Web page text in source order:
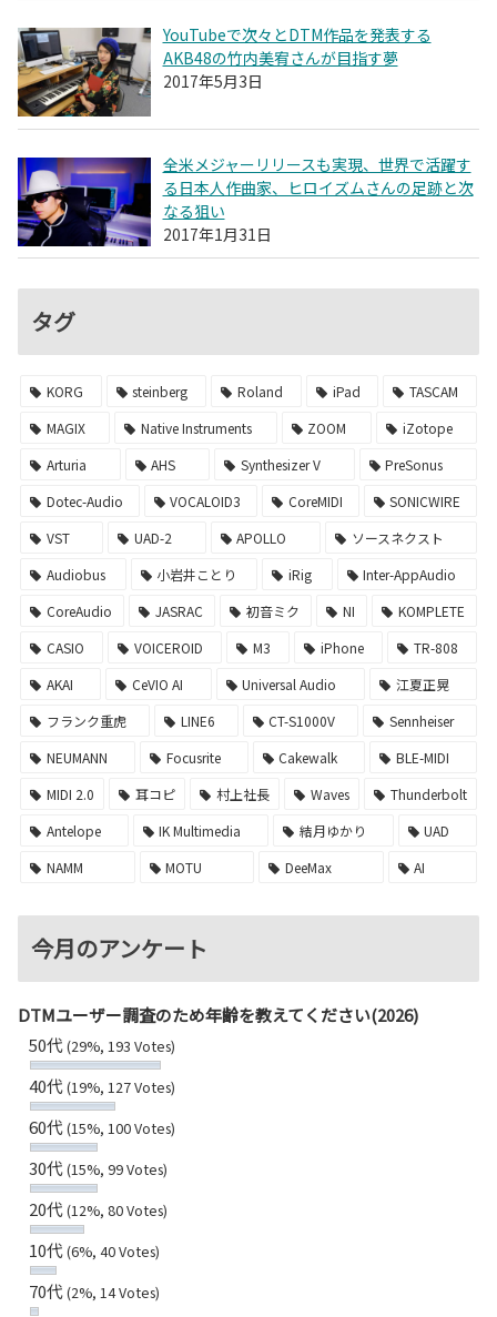
YouTubeで次々とDTM作品を発表する
AKB48の竹内美宥さんが目指す夢
2017年5月3日
全米メジャーリリースも実現、世界で活躍す
る日本人作曲家、ヒロイズムさんの足跡と次
なる狙い
2017年1月31日
タグ
KORG steinberg Roland iPad
TASCAM
MAGIX
Native Instruments ZOOM
iZotope
Arturia
AHS Synthesizer V
PreSonus
Dotec-Audio
VOCALOID3 CoreMIDI
SONICWIRE
VST
UAD-2 APOLLO
ソースネクスト
Audiobus
小岩井ことり iRig
Inter-AppAudio
CoreAudio
JASRAC 初音ミク NI
KOMPLETE
CASIO
VOICEROID M3 iPhone
TR-808
AKAI
CeVIO AI Universal Audio
江夏正晃
フランク重虎
LINE6 CT-S1000V
Sennheiser
NEUMANN
Focusrite Cakewalk
BLE-MIDI
MIDI 2.0
耳コピ 村上社長 Waves
Thunderbolt
Antelope
IK Multimedia 結月ゆかり
UAD
NAMM
MOTU DeeMax AI
今月のアンケート
DTMユーザー調査のため年齢を教えてください(2026)
50代(29%, 193 Votes)
40代(19%, 127 Votes)
60代(15%, 100 Votes)
30代(15%, 99 Votes)
20代(12%, 80 Votes)
10代(6%, 40 Votes)
70代(2%, 14 Votes)